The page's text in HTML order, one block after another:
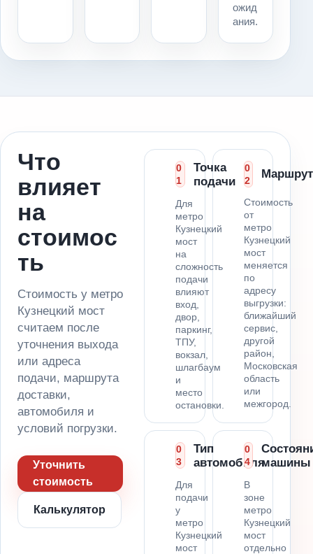
ожид
ания.
Что
влияет
на
стоимос
ть
Стоимость у метро
Кузнецкий мост
считаем после
уточнения выхода
или адреса
подачи, маршрута
доставки,
автомобиля и
условий погрузки.
Уточнить
стоимость
Калькулятор
0
1
Точка
подачи
Для
метро
Кузнецкий
мост
на
сложность
подачи
влияют
вход,
двор,
паркинг,
ТПУ,
вокзал,
шлагбаум
и
место
остановки.
0
2
Маршрут
Стоимость
от
метро
Кузнецкий
мост
меняется
по
адресу
выгрузки:
ближайший
сервис,
другой
район,
Московская
область
или
межгород.
0
3
Тип
автомобиля
Для
подачи
у
метро
Кузнецкий
мост
0
4
машины
В
зоне
метро
Кузнецкий
мост
отдельно